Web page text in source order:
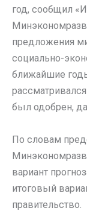
год, сообщил
предложения
социально-
ближайшие
был одобрен,
По словам
вариант
итоговый
правительство.